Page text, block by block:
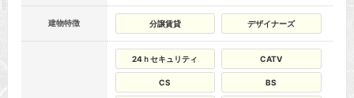
建物特徴 分譲賃貸 デザイナーズ
24ｈセキュリティ CATV
CS BS